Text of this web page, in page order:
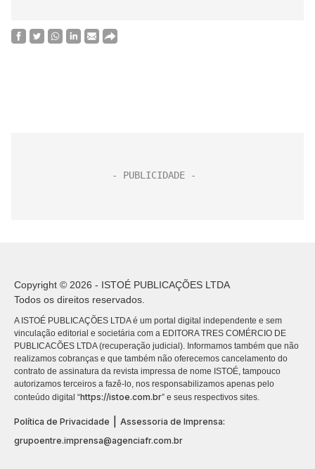
Copyright © 2026 - ISTOÉ PUBLICAÇÕES LTDA
Todos os direitos reservados.
A ISTOÉ PUBLICAÇÕES LTDA é um portal digital independente e sem
vinculação editorial e societária com a EDITORA TRES COMÉRCIO DE
PUBLICACÕES LTDA (recuperação judicial). Informamos também que não
realizamos cobranças e que também não oferecemos cancelamento do
contrato de assinatura da revista impressa de nome ISTOÉ, tampouco
autorizamos terceiros a fazê-lo, nos responsabilizamos apenas pelo
conteúdo digital “https://istoe.com.br” e seus respectivos sites.
Política de Privacidade
Assessoria de Imprensa:
grupoentre.imprensa@agenciafr.com.br